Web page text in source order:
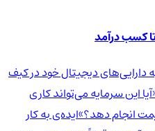
دیجیتال خود در کیف
این سرمایه می‌تواند کاری
انجام دهد؟»ایده‌ی به کار